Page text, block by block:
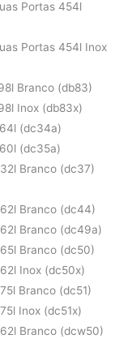
Portas 454l
Portas 454l Inox
Branco (db83)
Inox (db83x)
(dc34a)
(dc35a)
Branco (dc37)
Branco (dc44)
Branco (dc49a)
Branco (dc50)
Inox (dc50x)
Branco (dc51)
Inox (dc51x)
Branco (dcw50)